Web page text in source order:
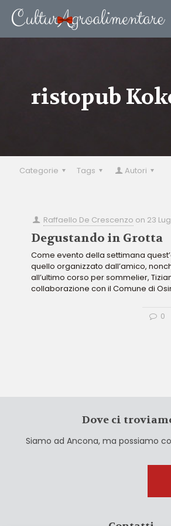
ristopub
Categorie Tags Autori
Raffaello De Crescenzo on 23
Degustando in Grotta
Come evento della settimana
quello organizzato dall’amico,
all’ultimo corso per sommelier,
collaborazione con il Comune di
0
Dove ci
Siamo ad Ancona, ma possiamo